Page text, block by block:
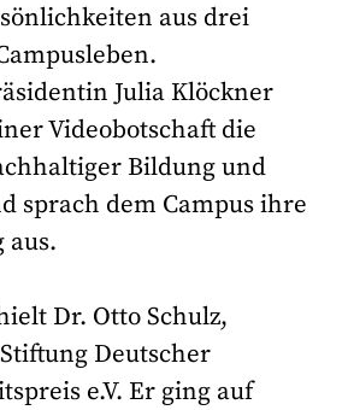
aus drei
Julia Klöckner
Videobotschaft die
Bildung und
sprach dem Campus ihre
aus.
Dr. Otto Schulz,
Deutscher
e.V. Er ging auf